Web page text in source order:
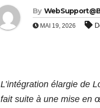
By
MAI 19, 2026
L’intégration élargie de
fait suite à une mise en